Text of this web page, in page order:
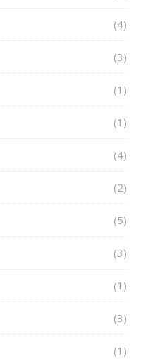
(4)
(3)
(1)
(1)
(4)
(2)
(5)
(3)
(1)
(3)
(1)